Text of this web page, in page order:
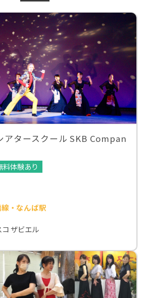
アタースクール SKB Compan
料体験あり
・なんば駅
ザビエル